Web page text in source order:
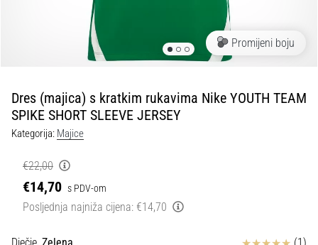
1. 7. 2025
•
1 min. čitanja
Play
for
More
Victories
Pripremi
Promijeni boju
Dres (majica) s kratkim rukavima Nike YOUTH TEAM
SPIKE SHORT SLEEVE JERSEY
Kategorija: Majice
€22,00
€14,70 s PDV-om
Posljednja najniža cijena: €14,70
Ocjena proizvoda